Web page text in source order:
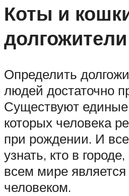
Коты и
долгожители
Определить
людей достаточно
Существуют
которых человека
при рождении. И
узнать, кто в
всем мире
человеком.